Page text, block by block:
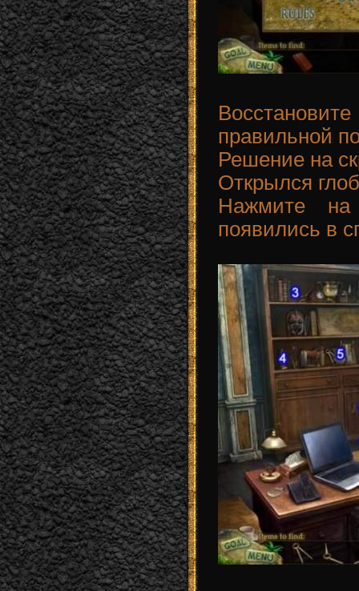
правильной
Решение на
Открылся
Нажмите на
появились в